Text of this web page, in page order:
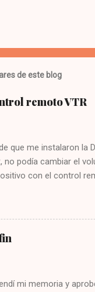
de este blog
remoto VTR
que me instalaron la
no podía cambiar el
con el control
y el de VTR para
bastante molesto. Hoy
y encontré la
la tecla CBL
constancia de la
mi memoria y